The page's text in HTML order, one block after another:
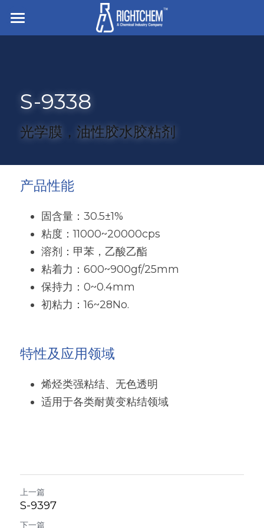
主页
业务与产品
离型与底涂
压敏胶
硅橡胶
食品/纺织/工业/医疗用助剂
杀菌防腐和罐内保护剂
增稠剂和分散剂
纺织助剂
白炭黑
粉末涂料树脂
硅油
招贤纳士
简体中文
English
联系我们
S-9338
光学膜，油性胶水胶粘剂
产品性能
固含量：30.5±1%
粘度：11000~20000cps
溶剂：甲苯，乙酸乙酯
粘着力：600~900gf/25mm
保持力：0~0.4mm
初粘力：16~28No.
特性及应用领域
烯烃类强粘结、无色透明
适用于各类耐黄变粘结领域
上一篇
S-9397
下一篇